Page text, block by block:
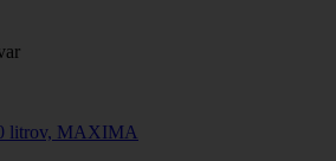
litrov, MAXIMA